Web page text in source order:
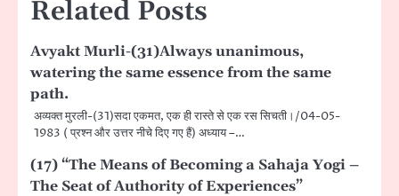
Related Posts
Avyakt Murli-(31)Always unanimous,
watering the same essence from the same
path.
अव्यक्त मुरली-(31)सदा एकमत, एक ही रास्ते से एक रस सिचती।/04-05-
1983 ( प्रश्न और उत्तर नीचे दिए गए हैं) अध्याय –…
(17) “The Means of Becoming a Sahaja Yogi –
The Seat of Authority of Experiences”